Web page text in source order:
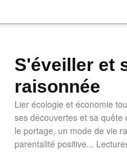
S'éveiller et
raisonnée
Lier écologie et économie
ses découvertes et sa
le portage, un mode de vie
parentalité positive...